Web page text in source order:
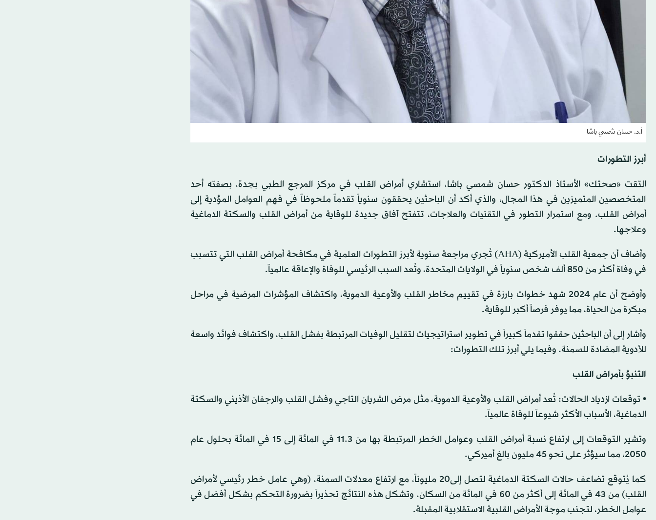
أ.د. حسان شمسي باشا
أبرز التطورات
التقت «صحتك» الأستاذ الدكتور حسان شمسي باشا، استشاري أمراض القلب في مركز المرجع الطبي بجدة، بصفته أحد
المتخصصين المتميزين في هذا المجال، والذي أكد أن الباحثين يحققون سنوياً تقدماً ملحوظاً في فهم العوامل المؤدية إلى
أمراض القلب. ومع استمرار التطور في التقنيات والعلاجات، تتفتح آفاق جديدة للوقاية من أمراض القلب والسكتة الدماغية
وعلاجها.
وأضاف أن جمعية القلب الأميركية (AHA) تُجري مراجعة سنوية لأبرز التطورات العلمية في مكافحة أمراض القلب التي تتسبب
في وفاة أكثر من 850 ألف شخص سنوياً في الولايات المتحدة، وتُعد السبب الرئيسي للوفاة والإعاقة عالمياً.
وأوضح أن عام 2024 شهد خطوات بارزة في تقييم مخاطر القلب والأوعية الدموية، واكتشاف المؤشرات المرضية في مراحل
مبكرة من الحياة، مما يوفر فرصاً أكبر للوقاية.
وأشار إلى أن الباحثين حققوا تقدماً كبيراً في تطوير استراتيجيات لتقليل الوفيات المرتبطة بفشل القلب، واكتشاف فوائد واسعة
للأدوية المضادة للسمنة. وفيما يلي أبرز تلك التطورات:
التنبؤ بأمراض القلب
• توقعات ازدياد الحالات: تُعد أمراض القلب والأوعية الدموية، مثل مرض الشريان التاجي وفشل القلب والرجفان الأذيني والسكتة
الدماغية، الأسباب الأكثر شيوعاً للوفاة عالمياً.
وتشير التوقعات إلى ارتفاع نسبة أمراض القلب وعوامل الخطر المرتبطة بها من 11.3 في المائة إلى 15 في المائة بحلول عام
2050، مما سيؤثر على نحو 45 مليون بالغ أميركي.
كما يُتوقع تضاعف حالات السكتة الدماغية لتصل إلى20 مليوناً، مع ارتفاع معدلات السمنة، (وهي عامل خطر رئيسي لأمراض
القلب) من 43 في المائة إلى أكثر من 60 في المائة من السكان. وتشكل هذه النتائج تحذيراً بضرورة التحكم بشكل أفضل في
عوامل الخطر، لتجنب موجة الأمراض القلبية الاستقلابية المقبلة.